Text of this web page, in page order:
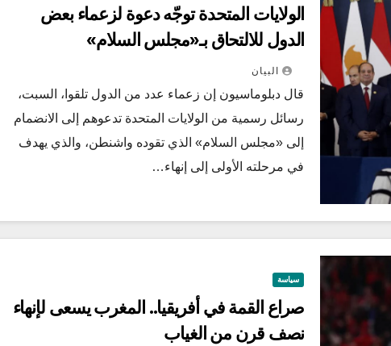
الولايات المتحدة توجّه دعوة لزعماء بعض
الدول للالتحاق بـ«مجلس السلام»
البيان
قال دبلوماسيون إن زعماء عدد من الدول تلقوا، السبت،
رسائل رسمية من الولايات المتحدة تدعوهم إلى الانضمام
إلى «مجلس السلام» الذي تقوده واشنطن، والذي يهدف
في مرحلته الأولى إلى إنهاء…
سياسة
صراع القمة في أفريقيا.. المغرب يسعى لإنهاء
نصف قرن من الغياب